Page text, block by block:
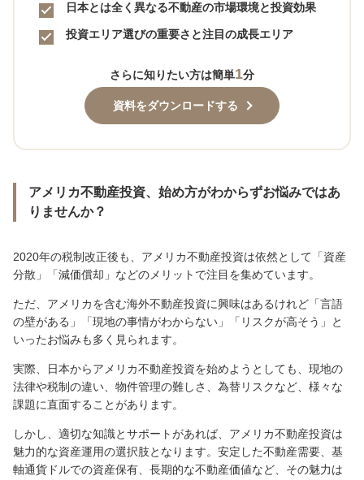
日本とは全く異なる不動産の市場環境と投資効果
投資エリア選びの重要さと注目の成長エリア
さらに知りたい方は簡単1分
資料をダウンロードする
アメリカ不動産投資、始め方がわからずお悩みではあ
りませんか？
2020年の税制改正後も、アメリカ不動産投資は依然として「資産
分散」「減価償却」などのメリットで注目を集めています。
ただ、アメリカを含む海外不動産投資に興味はあるけれど「言語
の壁がある」「現地の事情がわからない」「リスクが高そう」と
いったお悩みも多く見られます。
実際、日本からアメリカ不動産投資を始めようとしても、現地の
法律や税制の違い、物件管理の難しさ、為替リスクなど、様々な
課題に直面することがあります。
しかし、適切な知識とサポートがあれば、アメリカ不動産投資は
魅力的な資産運用の選択肢となります。安定した不動産需要、基
軸通貨ドルでの資産保有、長期的な不動産価値など、その魅力は